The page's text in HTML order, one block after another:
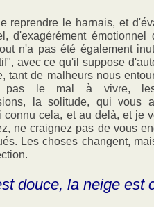
reprendre le harnais, et
d'exagérément
n'a pas été également
avec ce qu'il suppose
tant de malheurs nous
pas le mal à vivre,
la solitude, qui vous
connu cela, et au delà, et je
ne craignez pas de vous
Les choses changent,
douce, la neige est